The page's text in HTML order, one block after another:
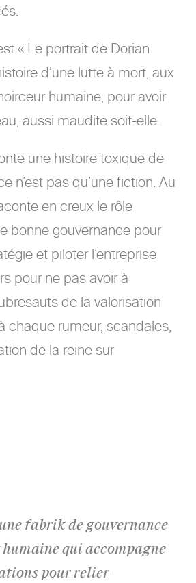
« Le portrait de Dorian
d’une lutte à mort, aux
humaine, pour avoir
aussi maudite soit-elle.
une histoire toxique de
n’est pas qu’une fiction. Au
en creux le rôle
bonne gouvernance pour
et piloter l’entreprise
pour ne pas avoir à
de la valorisation
chaque rumeur, scandales,
de la reine sur
fabrik de gouvernance
qui accompagne
pour relier